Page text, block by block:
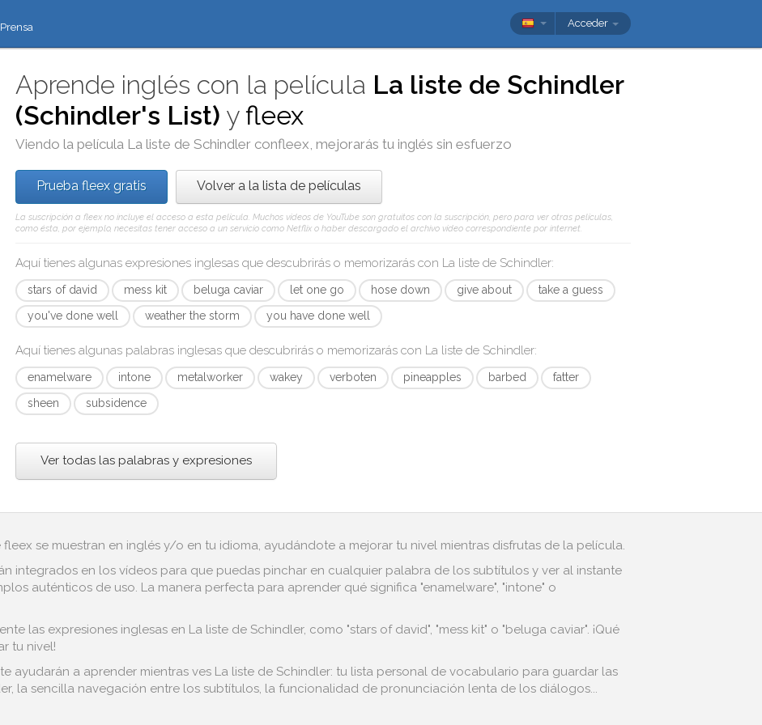
Prensa Acceder
Aprende inglés con la película La liste de Schindler
(Schindler's List) yfleex
Viendo la película La liste de Schindler confleex, mejorarás tu inglés sin esfuerzo
Prueba fleex gratis Volver a la lista de películas
La suscripción a fleex no incluye el acceso a esta película. Muchos vídeos de YouTube son gratuitos con la suscripción, pero para ver otras películas,
como ésta, por ejemplo, necesitas tener acceso a un servicio como Netflix o haber descargado el archivo vídeo correspondiente por internet.
Aquí tienes algunas expresiones inglesas que descubrirás o memorizarás con La liste de Schindler:
stars of david mess kit beluga caviar let one go hose down give about
take a guess
you've done well
weather the storm you have done well
Aquí tienes algunas palabras inglesas que descubrirás o memorizarás con La liste de Schindler:
enamelware intone metalworker wakey verboten pineapples barbed
fatter
sheen
subsidence
Ver todas las palabras y expresiones
se muestran en inglés y/o en tu idioma, ayudándote a mejorar tu nivel mientras disfrutas de la película.
integrados en los vídeos para que puedas pinchar en cualquier palabra de los subtítulos y ver al instante
auténticos de uso. La manera perfecta para aprender qué significa "enamelware", "intone" o
las expresiones inglesas en La liste de Schindler, como "stars of david", "mess kit" o "beluga caviar". ¡Qué
tu nivel!
ayudarán a aprender mientras ves La liste de Schindler: tu lista personal de vocabulario para guardar las
la sencilla navegación entre los subtítulos, la funcionalidad de pronunciación lenta de los diálogos...